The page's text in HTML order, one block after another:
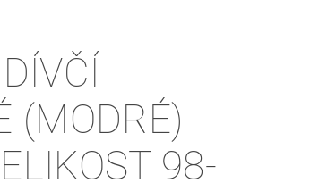
(MODRÉ)
98-